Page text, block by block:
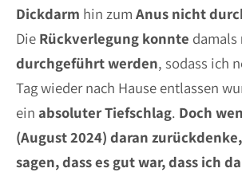
Dickdarm hin zum Anus nicht
Die Rückverlegung konnte damals
durchgeführtwerden, sodass ich
Tag wieder nach Hause entlassen
ein absoluterTiefschlag. Doch
(August 2024) daran
sagen, dass es gut war, dass ich